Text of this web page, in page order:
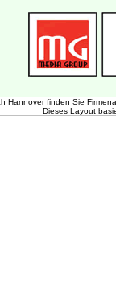
Hannover finden Sie
Dieses Layout